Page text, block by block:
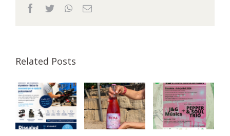
Facebook
TwitterWhatsApp
Email
Related Posts